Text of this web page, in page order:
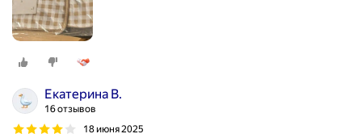
Екатерина В.
16 отзывов
18 июня 2025